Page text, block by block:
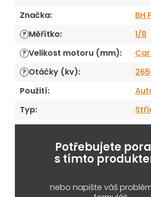
Značka: BH
? Měřítko: 1/8
? Velikost motoru (mm):
? Otáčky (kv):
Použití:
Typ:
Potřebujete
s tímto
nebo napište váš